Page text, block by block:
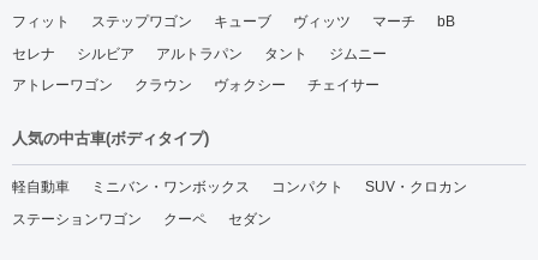
フィット
ステップワゴン キューブ ヴィッツ マーチ
bB
セレナ
シルビア アルトラパン タント
ジムニー
アトレーワゴン
クラウン ヴォクシー チェイサー
人気の中古車(ボディタイプ)
軽自動車 ミニバン・ワンボックス コンパクト
SUV・クロカン
ステーションワゴン
クーペ セダン